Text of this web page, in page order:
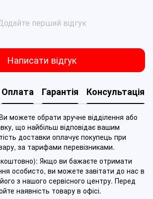
перший відгук
Написати відгук
Оплата Гарантія Консультація
можете обрати зручне відділення або
що найбільш відповідає вашим
доставки оплачує покупець при
за тарифами перевізниками.
Якщо ви бажаєте отримати
особисто, ви можете завітати до нас в
з нашого сервісного центру. Перед
наявність товару в офісі.